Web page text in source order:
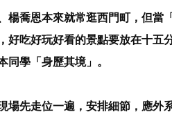
楊喬恩本來就常逛西門町，但當
好吃好玩好看的景點要放在十五
同學「身歷其境」。
場先走位一遍，安排細節，應外